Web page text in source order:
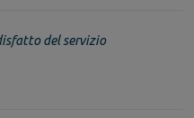
del servizio